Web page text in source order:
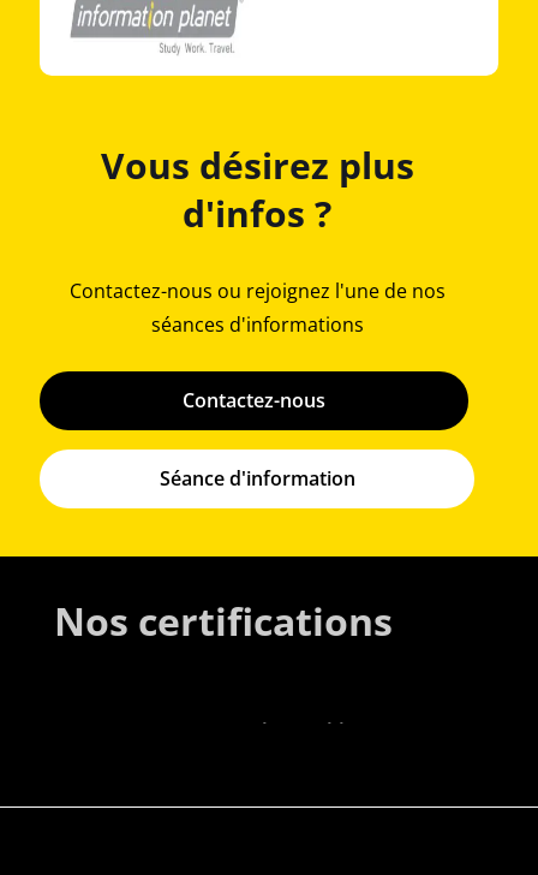
Vous désirez plus
d'infos ?
Contactez-nous ou rejoignez l'une de nos
séances d'informations
Contactez-nous
Séance d'information
Nos certifications